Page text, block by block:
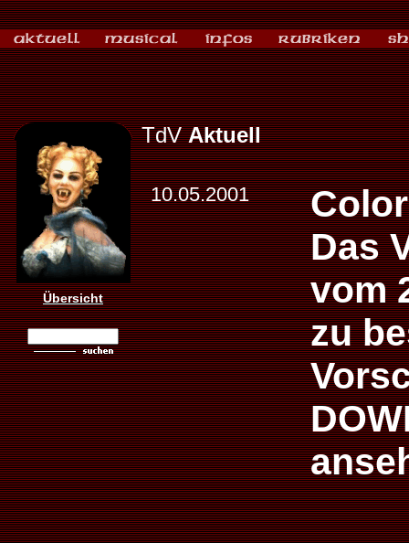
Übersicht
TdVAktuell
10.05.2001
Das
vom
zu